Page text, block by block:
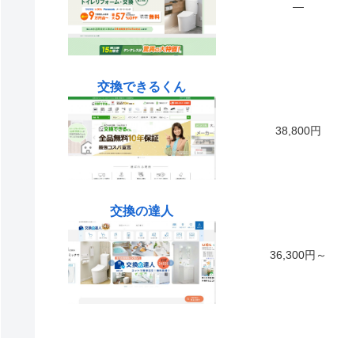
―
交換できるくん
38,800円
交換の達人
36,300円～